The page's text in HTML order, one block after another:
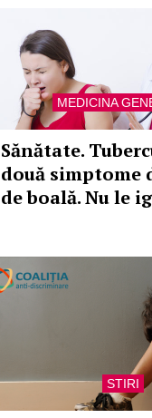
MEDICINA
Sănătate.
două simptome
de boală. Nu le
STIRI